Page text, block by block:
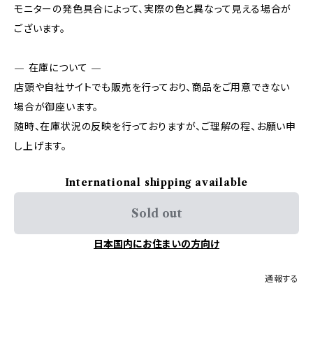
モニターの発色具合によって、実際の色と異なって見える場合が
ございます。
— 在庫について —
店頭や自社サイトでも販売を行っており、商品をご用意できない
場合が御座います。
随時、在庫状況の反映を行っておりますが、ご理解の程、お願い申
し上げます。
International shipping available
Sold out
日本国内にお住まいの方向け
通報する